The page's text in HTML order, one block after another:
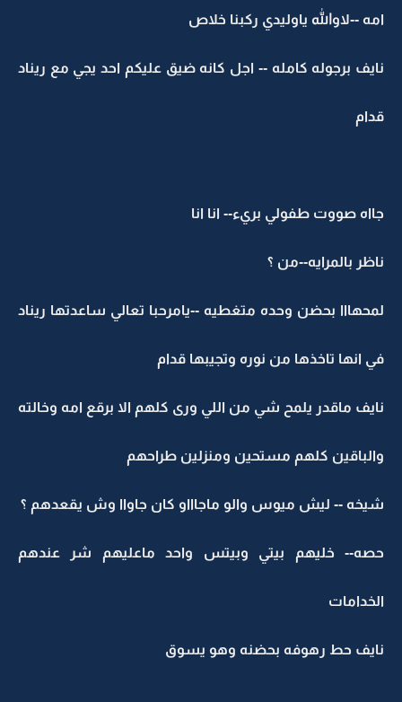
امه --لاوالله ياوليدي ركبنا خلاص
نايف برجوله كامله -- اجل كانه ضيق عليكم احد يجي مع ريناد
قدام
جااه صووت طفولي بريء-- انا انا
ناظر بالمرايه--من ؟
لمحهااا بحضن وحده متغطيه --يامرحبا تعالي ساعدتها ريناد
في انها تاخذها من نوره وتجيبها قدام
نايف ماقدر يلمح شي من اللي ورى كلهم الا برقع امه وخالته
والباقين كلهم مستحين ومنزلين طراحهم
شيخه -- ليش ميوس والو ماجاااو كان جاواا وش يقعدهم ؟
حصه-- خليهم بيتي وبيتس واحد ماعليهم شر عندهم
الخدامات
نايف حط رهوفه بحضنه وهو يسوق